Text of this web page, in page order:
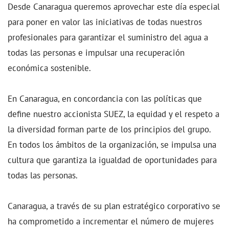
Desde Canaragua queremos aprovechar este día especial
para poner en valor las iniciativas de todas nuestros
profesionales para garantizar el suministro del agua a
todas las personas e impulsar una recuperación
económica sostenible.
En Canaragua, en concordancia con las políticas que
define nuestro accionista SUEZ, la equidad y el respeto a
la diversidad forman parte de los principios del grupo.
En todos los ámbitos de la organización, se impulsa una
cultura que garantiza la igualdad de oportunidades para
todas las personas.
Canaragua, a través de su plan estratégico corporativo se
ha comprometido a incrementar el número de mujeres